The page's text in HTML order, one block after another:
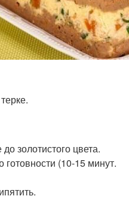
золотистого цвета.
готовности (10-15 минут.